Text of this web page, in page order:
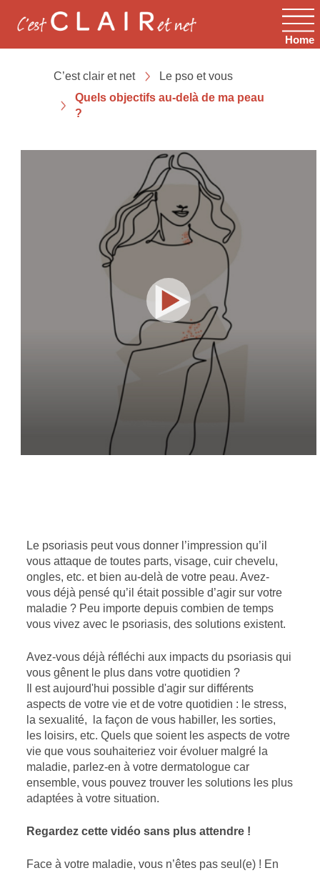
Home
C’est clair et net
Le pso et vous
Quels objectifs au-delà de ma peau
?
Le psoriasis peut vous donner l’impression qu’il
vous attaque de toutes parts, visage, cuir chevelu,
ongles, etc. et bien au-delà de votre peau. Avez-
vous déjà pensé qu’il était possible d’agir sur votre
maladie ? Peu importe depuis combien de temps
vous vivez avec le psoriasis, des solutions existent.
Avez-vous déjà réfléchi aux impacts du psoriasis qui
vous gênent le plus dans votre quotidien ?
Il est aujourd'hui possible d'agir sur différents
aspects de votre vie et de votre quotidien : le stress,
la sexualité, la façon de vous habiller, les sorties,
les loisirs, etc. Quels que soient les aspects de votre
vie que vous souhaiteriez voir évoluer malgré la
maladie, parlez-en à votre dermatologue car
ensemble, vous pouvez trouver les solutions les plus
adaptées à votre situation.
Regardez cette vidéo sans plus attendre !
Face à votre maladie, vous n’êtes pas seul(e) ! En